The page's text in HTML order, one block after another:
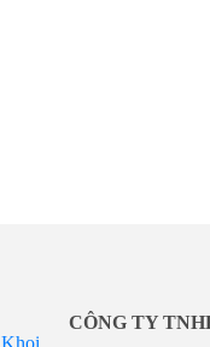
CÔNG TY